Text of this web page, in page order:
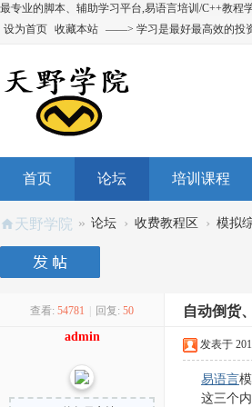
最专业的脚本、辅助学习平台,易语言培训/C++教程
设为首页 收藏本站 ——> 学习是最好最高效的投
首页 论坛 培训课程
天野学院 » 论坛 › 收费教程区 › 模拟
查看: 54781 回复: 50 自动倒货
admin
发表于
易语言
这三个内